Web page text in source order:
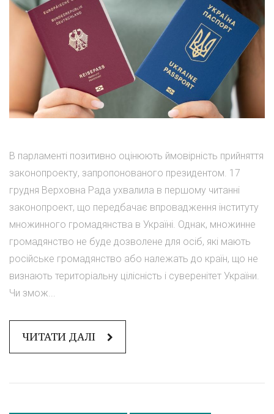
В парламенті позитивно оцінюють ймовірність прийняття
законопроекту, запропонованого президентом. 17
грудня Верховна Рада ухвалила в першому читанні
законопроект, що передбачає впровадження інституту
множинного громадянства в Україні. Однак, множинне
громадянство не буде дозволене для осіб, які мають
російське громадянство або належать до країн, що не
визнають територіальну цілісність і суверенітет України.
Чи змож...
ЧИТАТИ ДАЛІ